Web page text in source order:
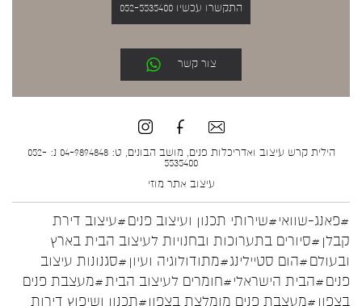
התקשרו עכשיו 052-5535400
צור קשר
הילית קרש עיצוב ואדריכלות פנים, מושב הבונים, ט: 04-9894848 נ: 052-
5535400
עיצוב אתר מוזי
#פאנג-שוואי#שירותי תכנון ועיצוב פנים#עיצוב דירת
קבלן #סיורים בתערוכות ובחנויות לעיצוב הבית בארץ
ובעולם#הום סטיילינג#מתודולוגיה ועיון #סגנונות עיצוב
פנים#הבית הישראלי#חומרים לעיצוב הבית#מעצבת פנים
בצפון #מעצבת פנים מומלצת בצפון#תכנון ושיפוץ דירות